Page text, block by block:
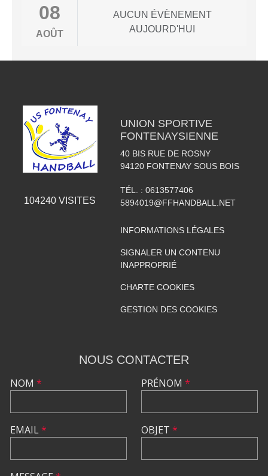
08
AOÛT
AUCUN ÉVÈNEMENT
AUJOURD'HUI
104240 VISITES
UNION SPORTIVE
FONTENAYSIENNE
40 BIS RUE DE ROSNY
94120 FONTENAY SOUS BOIS
TÉL. : 0613577406
5894019@FFHANDBALL.NET
INFORMATIONS LÉGALES
SIGNALER UN CONTENU
INAPPROPRIÉ
CHARTE COOKIES
GESTION DES COOKIES
NOUS CONTACTER
NOM *
EMAIL*
PRÉNOM *
OBJET *